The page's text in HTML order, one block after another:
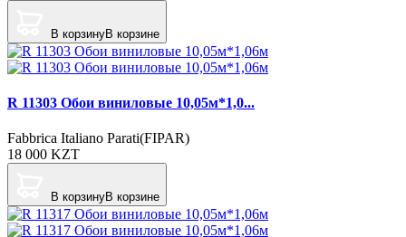
В корзинуВ корзине
R 11303 Обои виниловые 10,05м*1,0...
Fabbrica Italiano Parati(FIPAR)
18 000 KZT
В корзинуВ корзине